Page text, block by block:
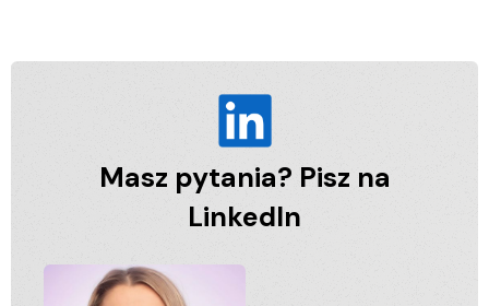
Masz pytania? Pisz na
LinkedIn